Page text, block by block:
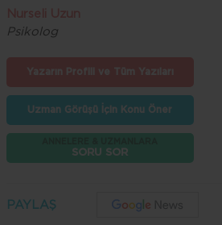
Psikolog
Uzman Görüşü İçin Konu Öner
SORU SOR
PAYLAŞ